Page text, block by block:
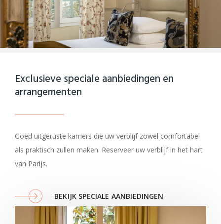
Exclusieve speciale aanbiedingen en
arrangementen
Goed uitgeruste kamers die uw verblijf zowel comfortabel
als praktisch zullen maken. Reserveer uw verblijf in het hart
van Parijs.
BEKIJK SPECIALE AANBIEDINGEN